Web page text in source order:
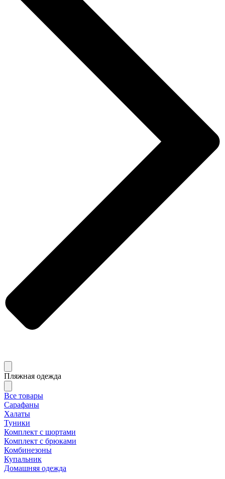
Пляжная одежда
Все товары
Сарафаны
Халаты
Туники
Комплект с шортами
Комплект с брюками
Комбинезоны
Купальник
Домашняя одежда